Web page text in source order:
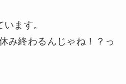
ます。
み終わるんじゃね！？っ